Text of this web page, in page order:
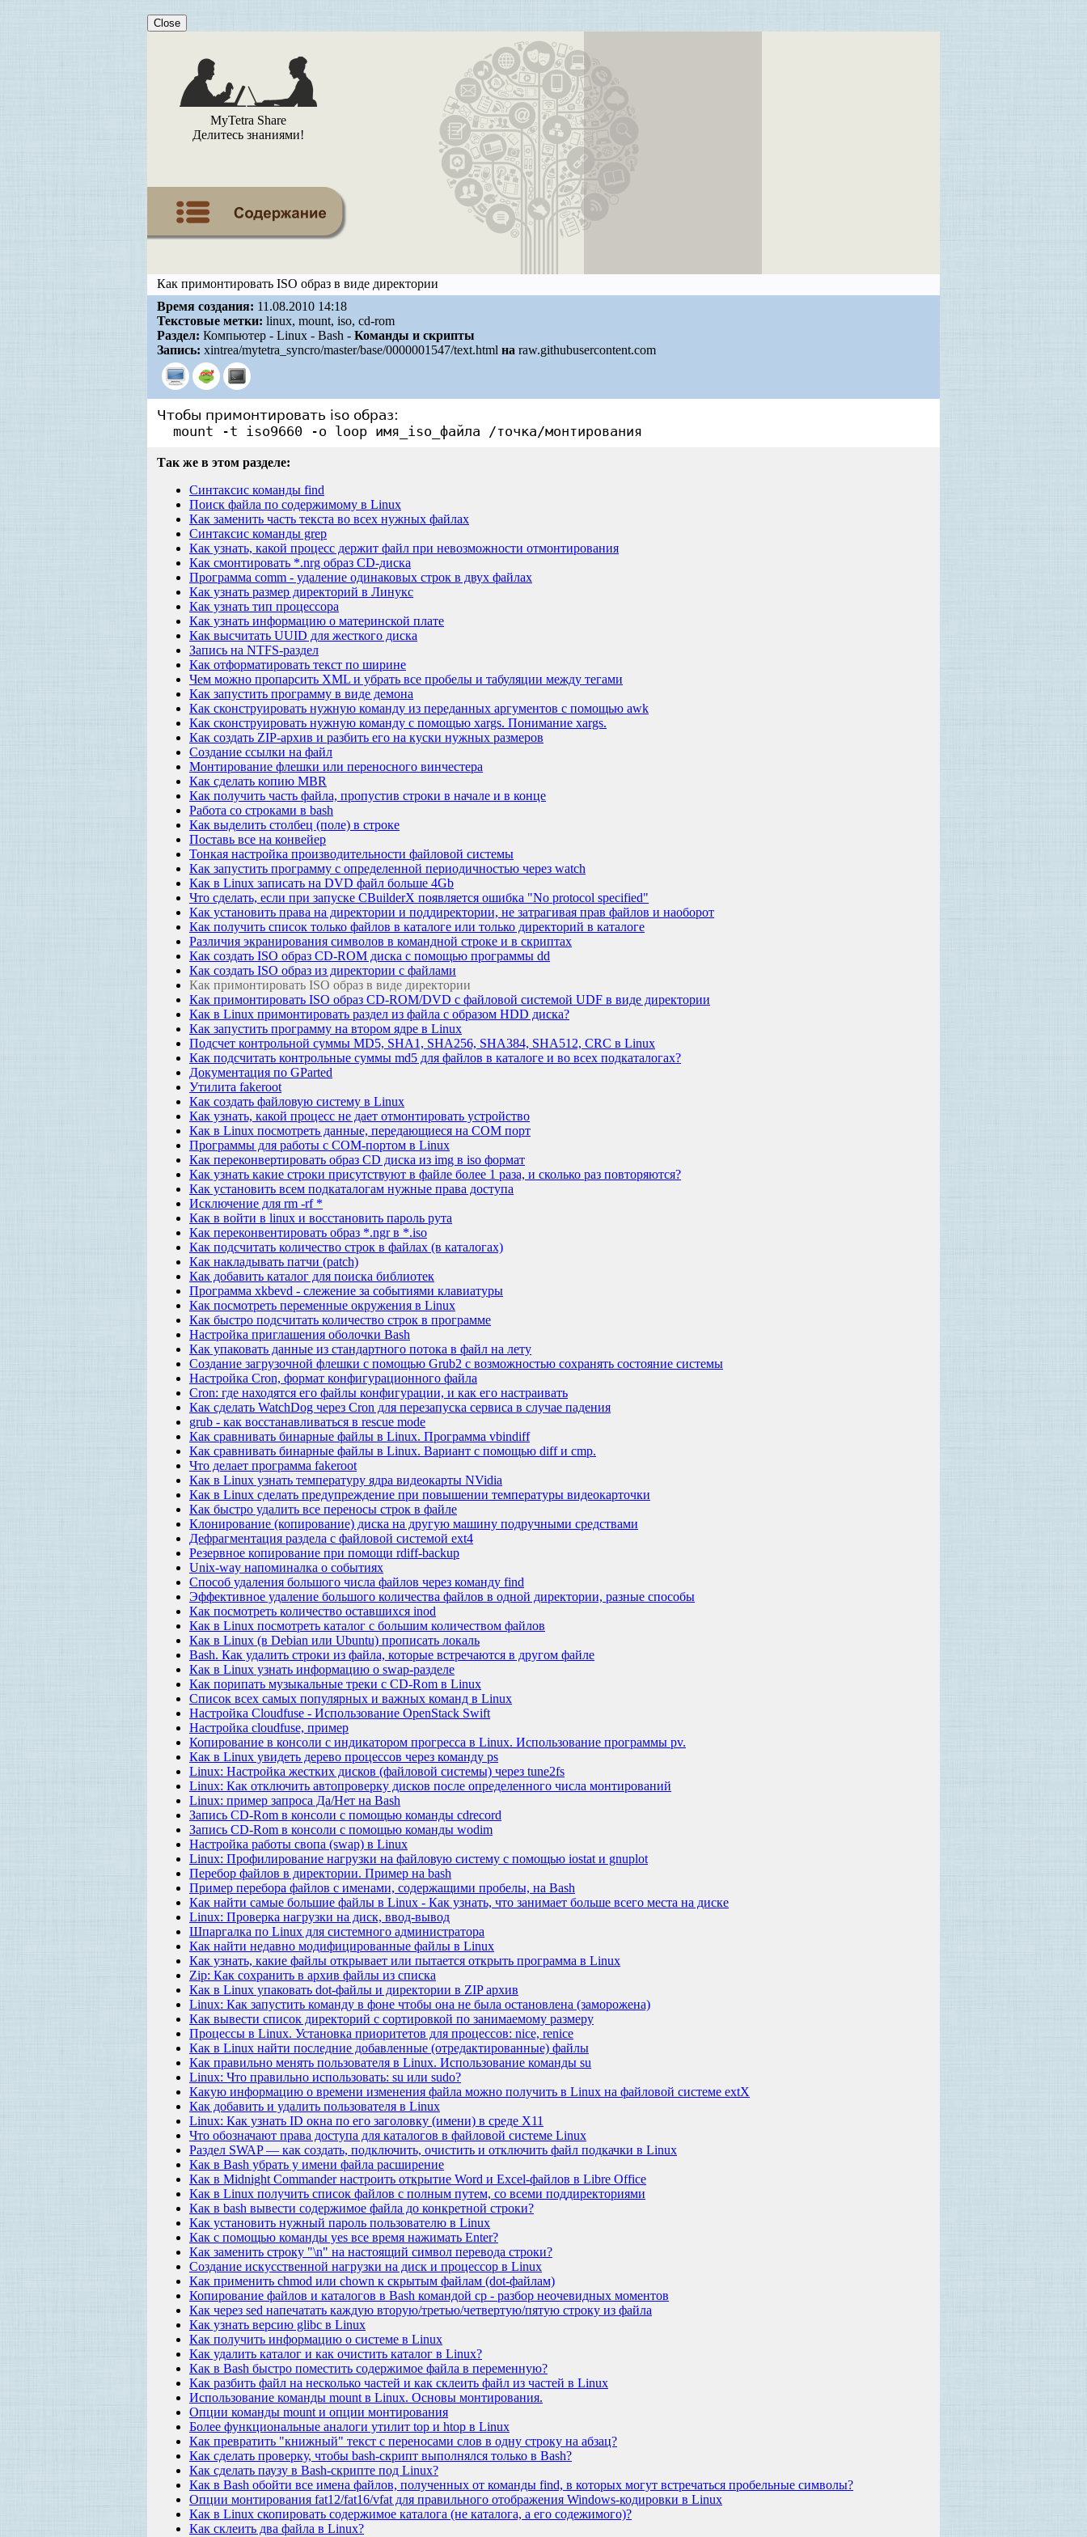
Close
MyTetra Share
Делитесь знаниями!
Как примонтировать ISO образ в виде директории
Время создания: 11.08.2010 14:18
Текстовые метки: linux, mount, iso, cd-rom
Раздел: Компьютер - Linux - Bash - Команды и скрипты
Запись: xintrea/mytetra_syncro/master/base/0000001547/text.html на raw.githubusercontent.com
Чтобы примонтировать iso образ:
mount -t iso9660 -o loop имя_iso_файла /точка/монтирования
Так же в этом разделе:
Синтаксис команды find
Поиск файла по содержимому в Linux
Как заменить часть текста во всех нужных файлах
Синтаксис команды grep
Как узнать, какой процесс держит файл при невозможности отмонтирования
Как смонтировать *.nrg образ CD-диска
Программа comm - удаление одинаковых строк в двух файлах
Как узнать размер директорий в Линукс
Как узнать тип процессора
Как узнать информацию о материнской плате
Как высчитать UUID для жесткого диска
Запись на NTFS-раздел
Как отформатировать текст по ширине
Чем можно пропарсить XML и убрать все пробелы и табуляции между тегами
Как запустить программу в виде демона
Как сконструировать нужную команду из переданных аргументов с помощью awk
Как сконструировать нужную команду с помощью xargs. Понимание xargs.
Как создать ZIP-архив и разбить его на куски нужных размеров
Создание ссылки на файл
Монтирование флешки или переносного винчестера
Как сделать копию MBR
Как получить часть файла, пропустив строки в начале и в конце
Работа со строками в bash
Как выделить столбец (поле) в строке
Поставь все на конвейер
Тонкая настройка производительности файловой системы
Как запустить программу с определенной периодичностью через watch
Как в Linux записать на DVD файл больше 4Gb
Что сделать, если при запуске CBuilderX появляется ошибка "No protocol specified"
Как установить права на директории и поддиректории, не затрагивая прав файлов и наоборот
Как получить список только файлов в каталоге или только директорий в каталоге
Различия экранирования символов в командной строке и в скриптах
Как создать ISO образ CD-ROM диска с помощью программы dd
Как создать ISO образ из директории с файлами
Как примонтировать ISO образ в виде директории
Как примонтировать ISO образ CD-ROM/DVD с файловой системой UDF в виде директории
Как в Linux примонтировать раздел из файла с образом HDD диска?
Как запустить программу на втором ядре в Linux
Подсчет контрольной суммы MD5, SHA1, SHA256, SHA384, SHA512, CRC в Linux
Как подсчитать контрольные суммы md5 для файлов в каталоге и во всех подкаталогах?
Документация по GParted
Утилита fakeroot
Как создать файловую систему в Linux
Как узнать, какой процесс не дает отмонтировать устройство
Как в Linux посмотреть данные, передающиеся на COM порт
Программы для работы с COM-портом в Linux
Как переконвертировать образ CD диска из img в iso формат
Как узнать какие строки присутствуют в файле более 1 раза, и сколько раз повторяются?
Как установить всем подкаталогам нужные права доступа
Исключение для rm -rf *
Как в войти в linux и восстановить пароль рута
Как переконвентировать образ *.ngr в *.iso
Как подсчитать количество строк в файлах (в каталогах)
Как накладывать патчи (patch)
Как добавить каталог для поиска библиотек
Программа xkbevd - слежение за событиями клавиатуры
Как посмотреть переменные окружения в Linux
Как быстро подсчитать количество строк в программе
Настройка приглашения оболочки Bash
Как упаковать данные из стандартного потока в файл на лету
Создание загрузочной флешки с помощью Grub2 с возможностью сохранять состояние системы
Настройка Cron, формат конфигурационного файла
Cron: где находятся его файлы конфигурации, и как его настраивать
Как сделать WatchDog через Сron для перезапуска сервиса в случае падения
grub - как восстанавливаться в rescue mode
Как сравнивать бинарные файлы в Linux. Программа vbindiff
Как сравнивать бинарные файлы в Linux. Вариант с помощью diff и cmp.
Что делает программа fakeroot
Как в Linux узнать температуру ядра видеокарты NVidia
Как в Linux сделать предупреждение при повышении температуры видеокарточки
Как быстро удалить все переносы строк в файле
Клонирование (копирование) диска на другую машину подручными средствами
Дефрагментация раздела с файловой системой ext4
Резервное копирование при помощи rdiff-backup
Unix-way напоминалка о событиях
Способ удаления большого числа файлов через команду find
Эффективное удаление большого количества файлов в одной директории, разные способы
Как посмотреть количество оставшихся inod
Как в Linux посмотреть каталог с большим количеством файлов
Как в Linux (в Debian или Ubuntu) прописать локаль
Bash. Как удалить строки из файла, которые встречаются в другом файле
Как в Linux узнать информацию о swap-разделе
Как порипать музыкальные треки с CD-Rom в Linux
Список всех самых популярных и важных команд в Linux
Настройка Cloudfuse - Использование OpenStack Swift
Настройка cloudfuse, пример
Копирование в консоли с индикатором прогресса в Linux. Использование программы pv.
Как в Linux увидеть дерево процессов через команду ps
Linux: Настройка жестких дисков (файловой системы) через tune2fs
Linux: Как отключить автопроверку дисков после определенного числа монтирований
Linux: пример запроса Да/Нет на Bash
Запись CD-Rom в консоли с помощью команды cdrecord
Запись CD-Rom в консоли с помощью команды wodim
Настройка работы свопа (swap) в Linux
Linux: Профилирование нагрузки на файловую систему с помощью iostat и gnuplot
Перебор файлов в директории. Пример на bash
Пример перебора файлов с именами, содержащими пробелы, на Bash
Как найти самые большие файлы в Linux - Как узнать, что занимает больше всего места на диске
Linux: Проверка нагрузки на диск, ввод-вывод
Шпаргалка по Linux для системного администратора
Как найти недавно модифицированные файлы в Linux
Как узнать, какие файлы открывает или пытается открыть программа в Linux
Zip: Как сохранить в архив файлы из списка
Как в Linux упаковать dot-файлы и директории в ZIP архив
Linux: Как запустить команду в фоне чтобы она не была остановлена (заморожена)
Как вывести список директорий с сортировкой по занимаемому размеру
Процессы в Linux. Установка приоритетов для процессов: nice, renice
Как в Linux найти последние добавленные (отредактированные) файлы
Как правильно менять пользователя в Linux. Использование команды su
Linux: Что правильно использовать: su или sudo?
Какую информацию о времени изменения файла можно получить в Linux на файловой системе extX
Как добавить и удалить пользователя в Linux
Linux: Как узнать ID окна по его заголовку (имени) в среде X11
Что обозначают права доступа для каталогов в файловой системе Linux
Раздел SWAP — как создать, подключить, очистить и отключить файл подкачки в Linux
Как в Bash убрать у имени файла расширение
Как в Midnight Commander настроить открытие Word и Excel-файлов в Libre Office
Как в Linux получить список файлов с полным путем, со всеми поддиректориями
Как в bash вывести содержимое файла до конкретной строки?
Как установить нужный пароль пользователю в Linux
Как с помощью команды yes все время нажимать Enter?
Как заменить строку "\n" на настоящий символ перевода строки?
Создание искусственной нагрузки на диск и процессор в Linux
Как применить chmod или chown к скрытым файлам (dot-файлам)
Копирование файлов и каталогов в Bash командой cp - разбор неочевидных моментов
Как через sed напечатать каждую вторую/третью/четвертую/пятую строку из файла
Как узнать версию glibc в Linux
Как получить информацию о системе в Linux
Как удалить каталог и как очистить каталог в Linux?
Как в Bash быстро поместить содержимое файла в переменную?
Как разбить файл на несколько частей и как склеить файл из частей в Linux
Использование команды mount в Linux. Основы монтирования.
Опции команды mount и опции монтирования
Более функциональные аналоги утилит top и htop в Linux
Как превратить "книжный" текст с переносами слов в одну строку на абзац?
Как сделать проверку, чтобы bash-скрипт выполнялся только в Bash?
Как сделать паузу в Bash-скрипте под Linux?
Как в Bash обойти все имена файлов, полученных от команды find, в которых могут встречаться пробельные символы?
Опции монтирования fat12/fat16/vfat для правильного отображения Windows-кодировки в Linux
Как в Linux скопировать содержимое каталога (не каталога, а его содежимого)?
Как склеить два файла в Linux?